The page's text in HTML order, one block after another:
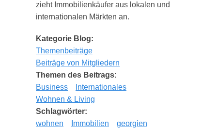
zieht Immobilienkäufer aus lokalen und
internationalen Märkten an.
Kategorie Blog:
Themenbeiträge
Beiträge von Mitgliedern
Themen des Beitrags:
Business
Internationales
Wohnen & Living
Schlagwörter:
wohnen
Immobilien
georgien